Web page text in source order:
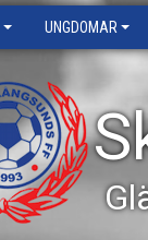
UNGDOMAR